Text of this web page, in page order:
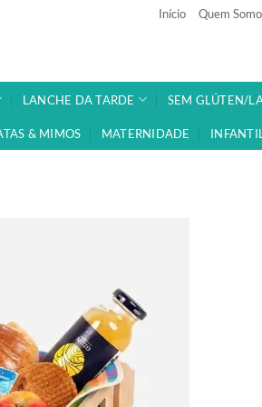
Início Quem
LANCHE DA TARDE SEM GLÚTEN/
& MIMOS MATERNIDADE